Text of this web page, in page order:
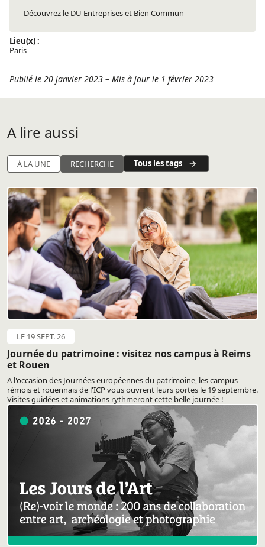
Découvrez le DU Entreprises et Bien Commun
Lieu(x) :
Paris
Publié le 20 janvier 2023 – Mis à jour le 1 février 2023
A lire aussi
À LA UNE RECHERCHE Tous les tags
LE 19 SEPT. 26
Journée du patrimoine : visitez nos campus à Reims
et Rouen
A l'occasion des Journées européennes du patrimoine, les campus
rémois et rouennais de l'ICP vous ouvrent leurs portes le 19 septembre.
Visites guidées et animations rythmeront cette belle journée !